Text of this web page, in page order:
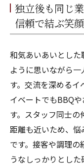
独立後も同じ
信頼で結ぶ笑
和気あいあいとし
ように思いながら
す。交流を深めるイ
イベートでもBBQ
す。スタッフ同士
距離も近いため、
です。接客や調理
うなしっかりとし